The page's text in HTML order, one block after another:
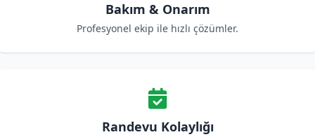
Bakım & Onarım
Profesyonel ekip ile hızlı çözümler.
Randevu Kolaylığı